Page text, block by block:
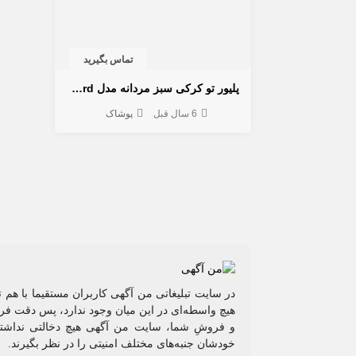
تماس بگیرید
پليور تو كركی سبز مردانه مدل Alferd
6 سال قبل پوشاک
در سایت تبلیغاتی من آگهی کاربران مستقیما با
هیچ واسطه‌ای در این میان وجود ندارد، پس دقت
و فروشِ شما، سایت من آگهی هیچ دخالتی نداشته
خودشان جنبه‌های مختلف امنیتی را در نظر بگیرند.